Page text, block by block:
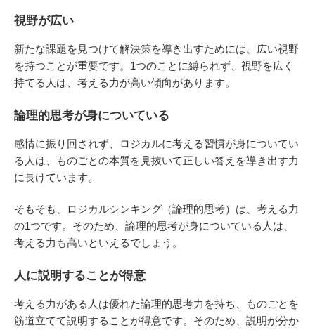
視野が広い
新たな課題を見つけて解決策を導き出すためには、広い視野
を持つことが重要です。1つのことに縛られず、視野を広く
持てる人は、考える力が高い傾向があります。
論理的思考が身についている
感情に振り回されず、ロジカルに考える習慣が身についてい
る人は、ものごとの本質を見抜いて正しい答えを導き出す力
に長けています。
そもそも、ロジカルシンキング（論理的思考）は、考える力
の1つです。そのため、論理的思考が身についている人は、
考える力も高いといえるでしょう。
人に説明することが得意
考える力がある人は優れた論理的思考力を持ち、ものごとを
筋道立てて説明することが得意です。そのため、説明が分か